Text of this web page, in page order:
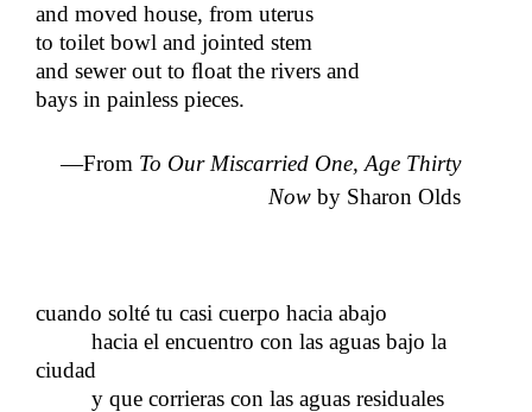
and moved house, from uterus
to toilet bowl and jointed stem
and sewer out to​​ ﬂoat the rivers and
bays in painless pieces.
—From To Our Miscarried One, Age Thirty
Now by Sharon Olds
cuando solté tu casi cuerpo hacia abajo
hacia el encuentro con las aguas bajo la
ciudad
y que corrieras con las aguas residuales